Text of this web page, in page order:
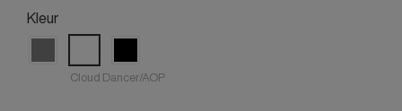
Kleur
Cloud Dancer/AOP